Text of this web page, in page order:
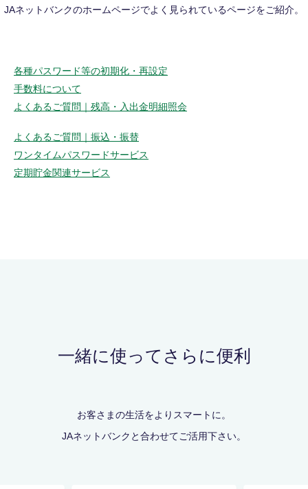
JAネットバンクのホームページでよく見られているページをご紹介。
各種パスワード等の初期化・再設定
手数料について
よくあるご質問｜残高・入出金明細照会
よくあるご質問｜振込・振替
ワンタイムパスワードサービス
定期貯金関連サービス
一緒に使ってさらに便利
お客さまの生活をよりスマートに。
JAネットバンクと合わせてご活用下さい。